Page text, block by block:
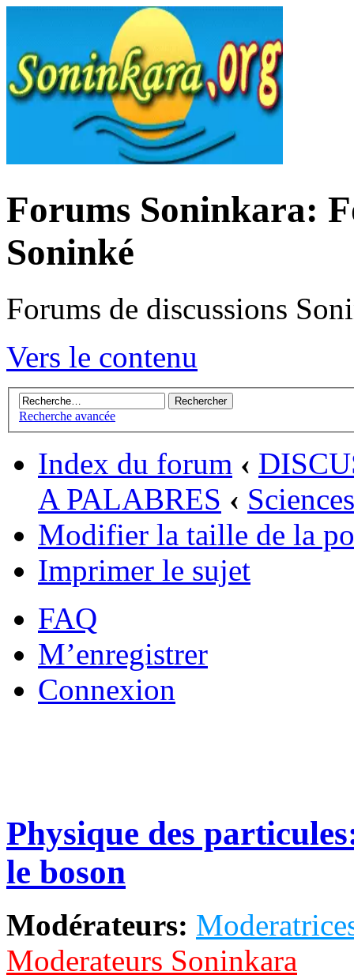
Forums Soninkara:
Soninké
Forums de discussions
Vers le contenu
Recherche avancée
Index du forum ‹
A PALABRES ‹
Modifier la taille de la
Imprimer le sujet
FAQ
M’enregistrer
Connexion
Physique des
le boson
Modérateurs:
Moderateurs Soninkara